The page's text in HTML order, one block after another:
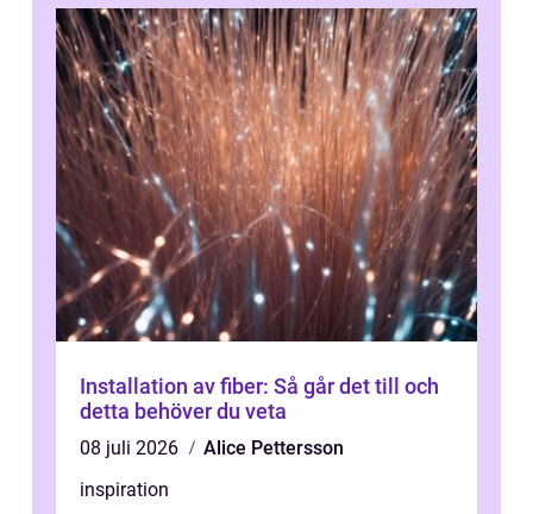
Installation av fiber: Så går det till och
detta behöver du veta
08 juli 2026
Alice Pettersson
inspiration